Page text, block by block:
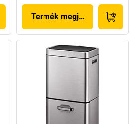
Termék megjelenítése